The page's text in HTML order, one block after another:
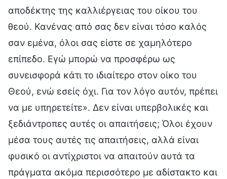
αποδέκτης της καλλιέργειας του οίκου του
θεού. Κανένας από σας δεν είναι τόσο καλός
σαν εμένα, όλοι σας είστε σε χαμηλότερο
επίπεδο. Εγώ μπορώ να προσφέρω ως
συνεισφορά κάτι το ιδιαίτερο στον οίκο του
Θεού, ενώ εσείς όχι. Για τον λόγο αυτόν, πρέπει
να με υπηρετείτε». Δεν είναι υπερβολικές και
ξεδιάντροπες αυτές οι απαιτήσεις; Όλοι έχουν
μέσα τους αυτές τις απαιτήσεις, αλλά είναι
φυσικό οι αντίχριστοι να απαιτούν αυτά τα
πράγματα ακόμα περισσότερο με αδίστακτο και